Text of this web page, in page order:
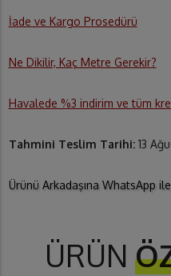
İade ve Kargo Prosedürü
Ne Dikilir, Kaç Metre Gerekir?
Havalede %3 indirim ve tüm
Tahmini Teslim Tarihi: 13
Ürünü Arkadaşına WhatsApp
ÜRÜN